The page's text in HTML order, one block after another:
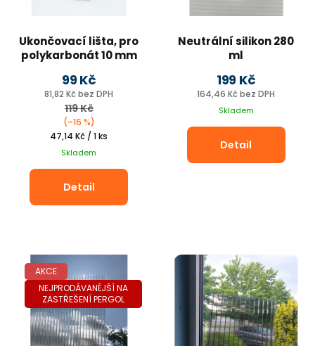
Ukončovací lišta, pro
polykarbonát 10 mm
UV ochrana, 2,1m
81,82 Kč bez DPH
99 Kč
119 Kč
(–16 %)
Měrná
cena:
47,14 Kč / 1 ks
Skladem
Detail
Neutrální silikon 280
ml
164,46 Kč bez DPH
199 Kč
Skladem
Detail
AKCE
NEJPRODÁVANĚJŠÍ NA
ZASTŘEŠENÍ PERGOL